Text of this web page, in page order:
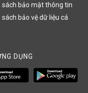
sách bảo mật thông tin
sách bảo vệ dữ liệu cá
DỤNG